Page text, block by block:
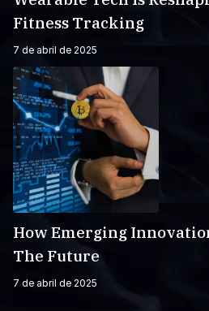
Fitness Tracking
7 de abril de 2025
How Emerging
The Future
7 de abril de 2025